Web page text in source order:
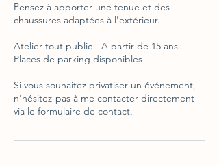
Pensez à apporter une tenue et des
chaussures adaptées à l'extérieur.
Atelier tout public - A partir de 15 ans
Places de parking disponibles
Si vous souhaitez privatiser un événement,
n'hésitez-pas à me contacter directement
via le formulaire de contact.